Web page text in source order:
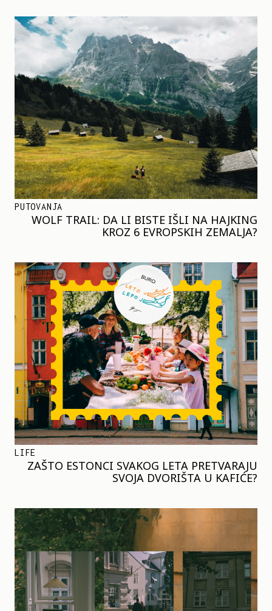
PUTOVANJA
WOLF TRAIL: DA LI BISTE IŠLI NA HAJKING
KROZ 6 EVROPSKIH ZEMALJA?
LIFE
ZAŠTO ESTONCI SVAKOG LETA PRETVARAJU
SVOJA DVORIŠTA U KAFIĆE?